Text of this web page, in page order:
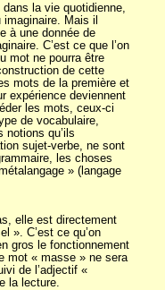
la vie quotidienne,
Mais il
à une donnée de
C’est ce que l’on
mot ne pourra être
de cette
mots de la première et
expérience deviennent
les mots, ceux-ci
de vocabulaire,
qu’ils
sujet-verbe, ne sont
les choses
» (langage
elle est directement
». C’est ce qu’on
gros le fonctionnement
mot « masse » ne sera
de l’adjectif «
la lecture.